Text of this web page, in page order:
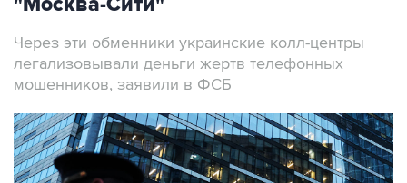
Через эти обменники украинские колл-центры
легализовывали деньги жертв телефонных
мошенников, заявили в ФСБ